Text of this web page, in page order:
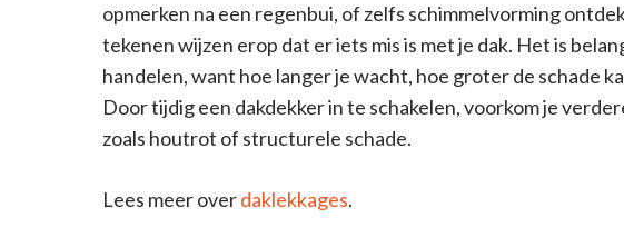
opmerken na een regenbui, of zelfs schimmelvorming
tekenen wijzen erop dat er iets mis is met je dak. Het is
handelen, want hoe langer je wacht, hoe groter de schade
Door tijdig een dakdekker in te schakelen, voorkom je
zoals houtrot of structurele schade.
Lees meer overdaklekkages.